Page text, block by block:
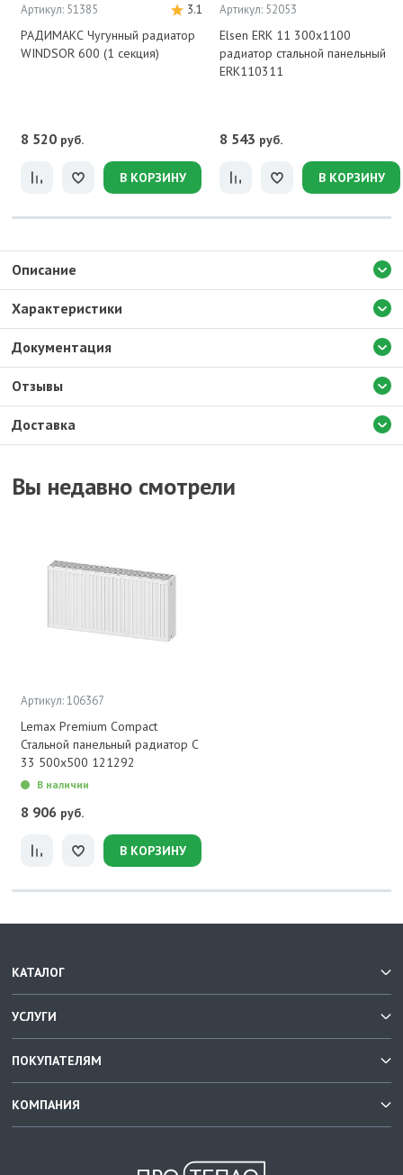
Артикул: 51385 3.1
РАДИМАКС Чугунный радиатор
WINDSOR 600 (1 секция)
8 520 руб.
В КОРЗИНУ
Артикул: 52053
Elsen ERK 11 300x1100
радиатор стальной панельный
ERK110311
8 543 руб.
В КОРЗИНУ
Доставка
Описание
Характеристики
Документация
Отзывы
Вы недавно смотрели
Артикул: 106367
Lemax Premium Compact
Стальной панельный радиатор C
33 500х500 121292
В наличии
8 906 руб.
В КОРЗИНУ
КАТАЛОГ
УСЛУГИ
ПОКУПАТЕЛЯМ
КОМПАНИЯ